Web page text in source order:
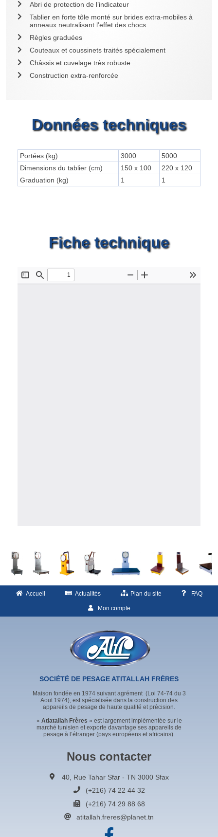
Abri de protection de l’indicateur
Tablier en forte tôle monté sur brides extra-mobiles à
anneaux neutralisant l’effet des chocs
Règles graduées
Couteaux et coussinets traités spécialement
Châssis et cuvelage très robuste
Construction extra-renforcée
Données techniques
Portées (kg) 3000
5000
Dimensions du tablier (cm)
150 x 100
220 x 120
Graduation (kg)
1 1
Fiche technique
Accueil Actualités Plan du site FAQ
Mon compte
SOCIÉTÉ DE PESAGE ATITALLAH FRÈRES
Maison fondée en 1974 suivant agrément (Loi 74-74 du 3
Aout 1974), est spécialisée dans la construction des
appareils de pesage de haute qualité et précision.
« Atiatallah Frères » est largement implémentée sur le
marché tunisien et exporte davantage ses appareils de
pesage à l’étranger (pays européens et africains).
Nous contacter
40, Rue Tahar Sfar - TN 3000 Sfax
(+216) 74 22 44 32
(+216) 74 29 88 68
atitallah.freres@planet.tn